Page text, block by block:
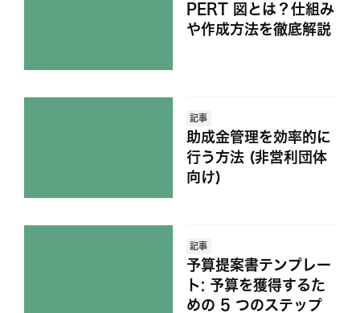
PERT 図とは？仕組み
や作成方法を徹底解説
記事
助成金管理を効率的に
行う方法 (非営利団体
向け)
記事
予算提案書テンプレー
ト: 予算を獲得するた
めの 5 つのステップ